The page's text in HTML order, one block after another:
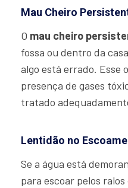
Mau Cheiro
O mau cheiro
fossa ou dentro da
algo está errado. Esse
presença de gases
tratado
Lentidão no
Se a água está
para escoar pelos